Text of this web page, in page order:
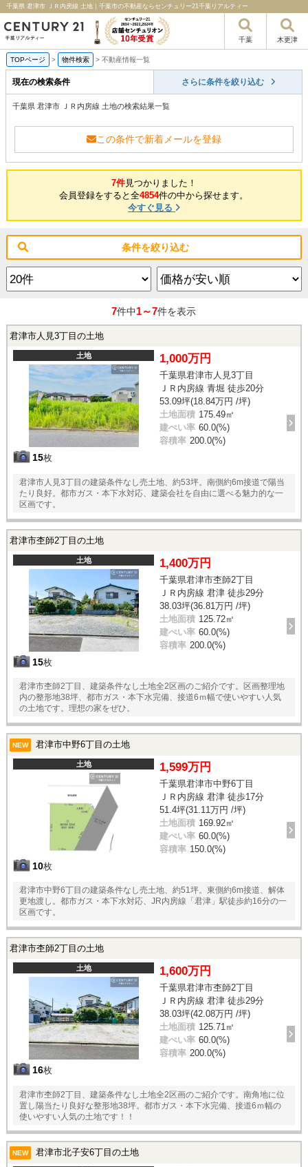
千葉県 君津市 ＪＲ内房線 土地｜千葉市の不動産ならセンチュリー21千葉リアルティー
千葉 木更津
TOPページ > 物件検索 > 不動産情報一覧
現在の検索条件 さらに条件を絞り込む
千葉県 君津市 ＪＲ内房線 土地の検索結果一覧
この条件で新着メールを登録
7件見つかりました！
会員登録をすると全4854件の中から探せます。
今すぐ見る
条件を絞り込む
7件中1～7件を表示
君津市人見3丁目の土地
土地
15枚
1,000万円
千葉県君津市人見3丁目
ＪＲ内房線 青堀 徒歩20分
53.09坪(18.84万円 /坪)
土地面積 175.49㎡
建ぺい率 60.0(%)
容積率 200.0(%)
君津市人見3丁目の建築条件なし売土地、約53坪。南側約6m接道で陽当
たり良好。都市ガス・本下水対応、建築会社を自由に選べる魅力的な一
区画です。
君津市杢師2丁目の土地
土地
15枚
1,400万円
千葉県君津市杢師2丁目
ＪＲ内房線 君津 徒歩29分
38.03坪(36.81万円 /坪)
土地面積 125.72㎡
建ぺい率 60.0(%)
容積率 200.0(%)
君津市杢師2丁目、建築条件なし土地全2区画のご紹介です。区画整理地
内の整形地38坪、都市ガス・本下水完備、接道6ｍ幅で使いやすい人気
の土地です。理想の家をぜひ。
NEW 君津市中野6丁目の土地
土地
10枚
1,599万円
千葉県君津市中野6丁目
ＪＲ内房線 君津 徒歩17分
51.4坪(31.11万円 /坪)
土地面積 169.92㎡
建ぺい率 60.0(%)
容積率 150.0(%)
君津市中野6丁目の建築条件なし売土地、約51坪。東側約6m接道、解体
更地渡し。都市ガス・本下水対応、JR内房線「君津」駅徒歩約16分の一
区画です。
君津市杢師2丁目の土地
土地
16枚
1,600万円
千葉県君津市杢師2丁目
ＪＲ内房線 君津 徒歩29分
38.03坪(42.08万円 /坪)
土地面積 125.71㎡
建ぺい率 60.0(%)
容積率 200.0(%)
君津市杢師2丁目、建築条件なし土地全2区画のご紹介です。南角地に位
置し陽当たり良好な整形地38坪。都市ガス・本下水完備、接道6ｍ幅の
使いやすい人気の土地です！！
NEW 君津市北子安6丁目の土地